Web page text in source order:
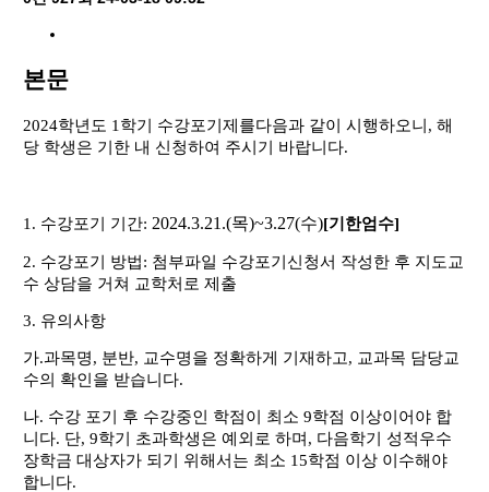
본문
2024학년도 1 학기 수강포기제를다음과 같이 시행하오니 , 해
당 학생은 기한 내 신청하여 주시기 바랍니다.
1. 수강포기 기간: 2024.3.21.(목)~3.27(수)[기한엄수]
2. 수강포기 방법: 첨부파일 수강포기신청서 작성한 후 지도교
수 상담을 거쳐 교학처로 제출
3. 유의사항
가.과목명, 분반, 교수명을 정확하게 기재하고, 교과목 담당교
수의 확인을 받습니다.
나. 수강 포기 후 수강중인 학점이 최소 9학점 이상이어야 합
니다. 단, 9학기 초과학생은 예외로 하며 , 다음학기 성적우수
장학금 대상자가 되기 위해서는 최소 15학점 이상 이수해야
합니다.